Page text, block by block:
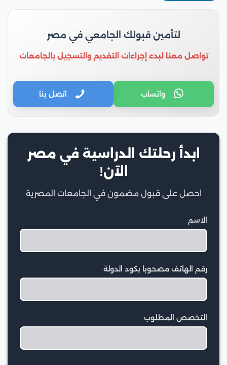
لتأمين قبولك الجامعي في مصر
تواصل معنا لبدء إجراءات التقديم والتسجيل بالجامعات
واتساب اتصل بنا
ابدأ رحلتك الدراسية في مصر
الآن!
احصل على قبول مضمون في الجامعات المصرية
الاسم
رقم الهاتف مصحوبا بكود الدولة
التخصص المطلوب